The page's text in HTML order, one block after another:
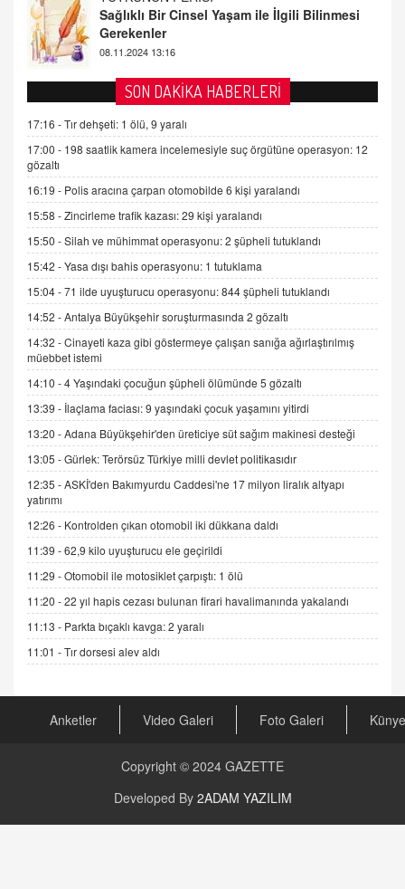
Tezkere Onaylanmasaydı…
2 Kasım 2021 Salı 00:11
AV. DOĞAN CAN DOĞAN
Kişisel verilerin korunması ve dijital hukukun
gelişimi
15.09.2025 16:17
SEHER EREK
Kış Ayları Geldi, Hangi Önlemler Alınmalı?
9.12.2025 10:11
İNCİ GÜL AKÖL
Trump Keşke Adana'yı da Ziyaret Etse...
06.07.2026 13:00
ADEM AKÖL
Esed Destekçilerinin Yüzüne Vurulan Şamar:
Sednaya
11.12.2024 12:30
DR. EKREM ASLAN
Gerçek Ne, Algı Ne? "Beraber Yürüyoruz"
Cümlesinin Peşinden
GÖNÜL MENEKŞE
Şifacının Yolu
04.11.2025 12:56
AV. RÜMEYSA ÖZKALE
Kira Uyuşmazlıklarında Dava Açmadan Önce
Arabulucuya Başvuru Şartı
CAN UĞURATEŞ
Değişen yapısıyla Suriye
16.12.2024 14:16
GÜNLÜK BURÇ YORUMU
Günlük Burç Yorumu | 22 Kasım 2024: Koç,
SON DAKİKA HABERLERİ
17:16 -Tır dehşeti: 1 ölü, 9 yaralı
17:00 - 198 saatlik kamera incelemesiyle suç örgütüne operasyon: 12
gözaltı
16:19 - Polis aracına çarpan otomobilde 6 kişi yaralandı
15:58 -Zincirleme trafik kazası: 29 kişi yaralandı
15:50 -Silah ve mühimmat operasyonu: 2 şüpheli tutuklandı
15:42 -Yasa dışı bahis operasyonu: 1 tutuklama
15:04 -71 ilde uyuşturucu operasyonu: 844 şüpheli tutuklandı
14:52 -Antalya Büyükşehir soruşturmasında 2 gözaltı
14:32 -Cinayeti kaza gibi göstermeye çalışan sanığa ağırlaştırılmış
müebbet istemi
14:10 -4 Yaşındaki çocuğun şüpheli ölümünde 5 gözaltı
13:39 - İlaçlama faciası: 9 yaşındaki çocuk yaşamını yitirdi
13:20 -Adana Büyükşehir'den üreticiye süt sağım makinesi desteği
13:05 -Gürlek: Terörsüz Türkiye milli devlet politikasıdır
12:35 -ASKİ'den Bakımyurdu Caddesi'ne 17 milyon liralık altyapı
yatırımı
12:26 - Kontrolden çıkan otomobil iki dükkana daldı
11:39 -62,9 kilo uyuşturucu ele geçirildi
11:29 -Otomobil ile motosiklet çarpıştı: 1 ölü
11:20 -22 yıl hapis cezası bulunan firari havalimanında yakalandı
11:13 - Parkta bıçaklı kavga: 2 yaralı
11:01 -Tır dorsesi alev aldı
Anketler Video Galeri Foto Galeri Künye
Copyright © 2024 GAZETTE
Developed By 2ADAM YAZILIM